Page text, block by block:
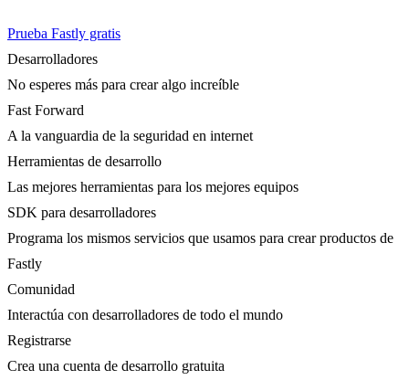
Prueba Fastly gratis
Desarrolladores
No esperes más para crear algo increíble
Fast Forward
A la vanguardia de la seguridad en internet
Herramientas de desarrollo
Las mejores herramientas para los mejores equipos
SDK para desarrolladores
Programa los mismos servicios que usamos para crear productos de
Fastly
Comunidad
Interactúa con desarrolladores de todo el mundo
Registrarse
Crea una cuenta de desarrollo gratuita